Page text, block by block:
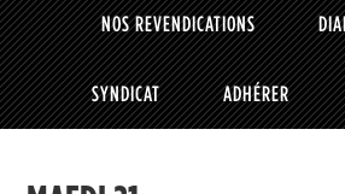
NOS REVENDICATIONS
SYNDICAT ADHÉRER